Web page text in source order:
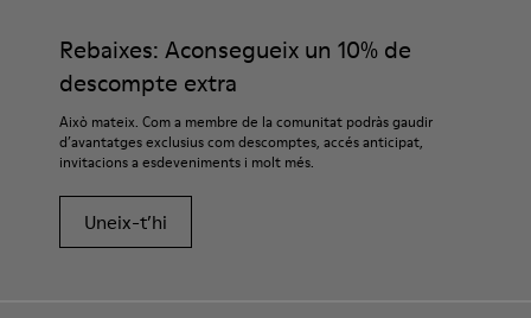
Rebaixes: Aconsegueix un 10% de
descompte extra
Això mateix. Com a membre de la comunitat podràs gaudir
d’avantatges exclusius com descomptes, accés anticipat,
invitacions a esdeveniments i molt més.
Uneix-t’hi